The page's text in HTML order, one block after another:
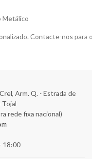
Metálico
Contacte-nos
Arm. Q. - Estrada de
rede fixa nacional)
18:00